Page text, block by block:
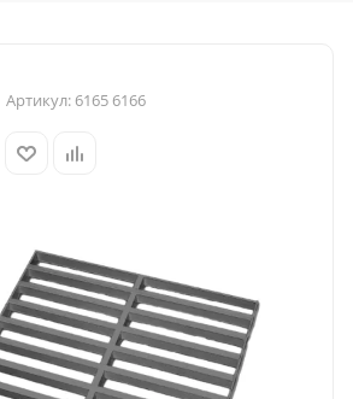
Артикул: 6165 6166